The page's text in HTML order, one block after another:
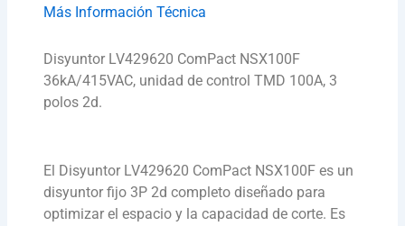
Más Información Técnica
Disyuntor LV429620 ComPact NSX100F
36kA/415VAC, unidad de control TMD 100A, 3
polos 2d.
El Disyuntor LV429620 ComPact NSX100F es un
disyuntor fijo 3P 2d completo diseñado para
optimizar el espacio y la capacidad de corte. Es